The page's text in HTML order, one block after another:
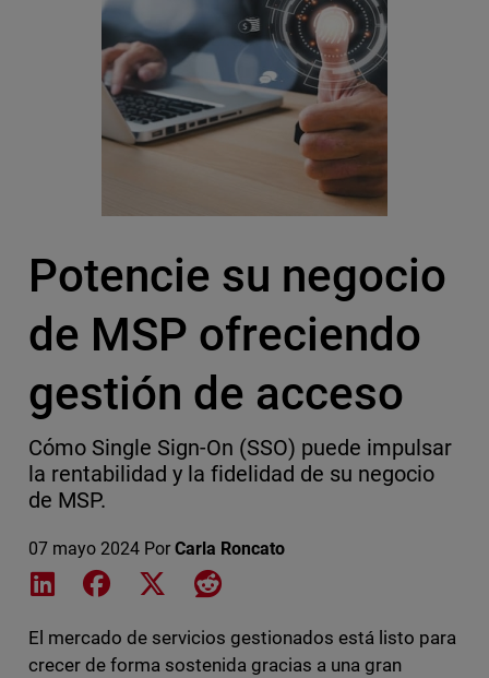
Potencie su negocio
de MSP ofreciendo
gestión de acceso
Cómo Single Sign-On (SSO) puede impulsar
la rentabilidad y la fidelidad de su negocio
de MSP.
07 mayo 2024 Por Carla Roncato
Share on LinkedIn
Share on Facebook
Share on XShare on Reddit
El mercado de servicios gestionados está listo para
crecer de forma sostenida gracias a una gran